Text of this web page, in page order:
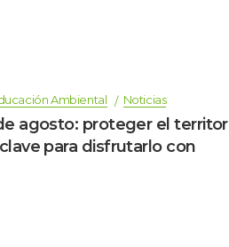
Ambiental Noticia
agosto: proteger el
para disfrutarlo con